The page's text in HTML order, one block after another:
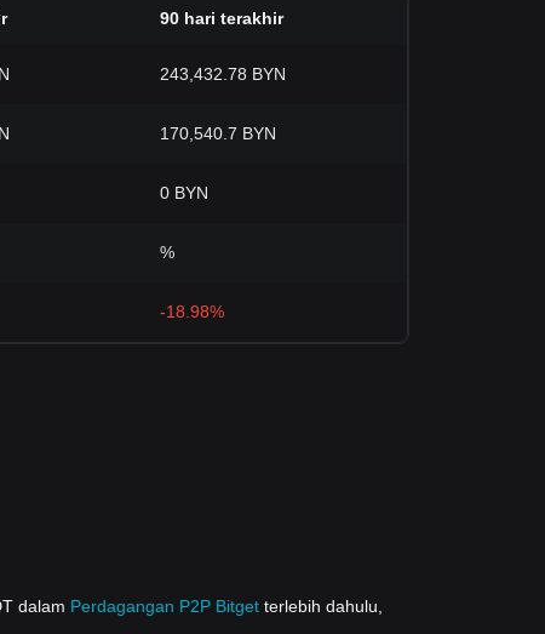
90 hari terakhir
243,432.78 BYN
170,540.7 BYN
0 BYN
%
-18.98%
dalam Perdagangan P2P Bitget terlebih dahulu,